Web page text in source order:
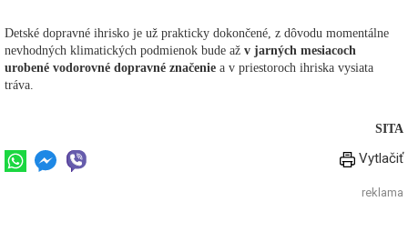
Detské dopravné ihrisko je už prakticky dokončené, z dôvodu momentálne
nevhodných klimatických podmienok bude až v jarných mesiacoch
urobené vodorovné dopravné značenie a v priestoroch ihriska vysiata
tráva.
SITA
Vytlačiť
reklama